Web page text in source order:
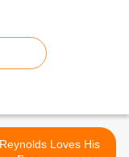
Loves His